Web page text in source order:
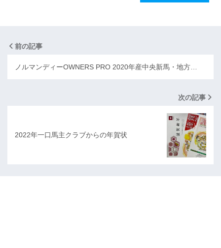
前の記事
ノルマンディーOWNERS PRO 2020年産中央新馬・地方…
次の記事
2022年一口馬主クラブからの年賀状